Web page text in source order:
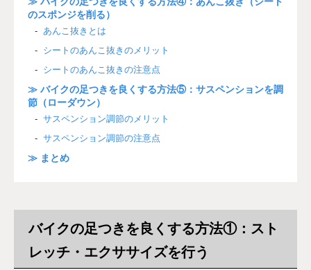
のスポンジを削る）
あんこ抜きとは
シートのあんこ抜きのメリット
シートのあんこ抜きの注意点
≫ バイクの足つきを良くする方法⑤：サスペンションを調
節（ローダウン）
サスペンション調節のメリット
サスペンション調節の注意点
≫ まとめ
バイクの足つきを良くする方法①：スト
レッチ・エクササイズを行う